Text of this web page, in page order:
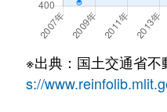
※出典：国土交通省不
s://